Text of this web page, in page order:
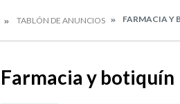
TABLÓN DE ANUNCIOS FARMACIA Y
Farmacia y botiquín